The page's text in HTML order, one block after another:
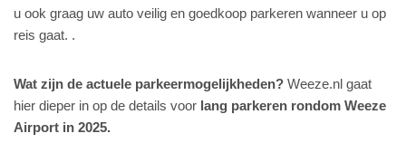
u ook graag uw auto veilig en goedkoop parkeren wanneer u op
reis gaat. .
Wat zijn de actuele parkeermogelijkheden? Weeze.nl gaat
hier dieper in op de details voor lang parkeren rondom Weeze
Airport in 2025.